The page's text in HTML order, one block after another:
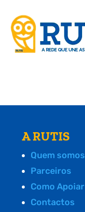
A RUTIS
Quem somos
Parceiros
Como Apoiar
Contactos